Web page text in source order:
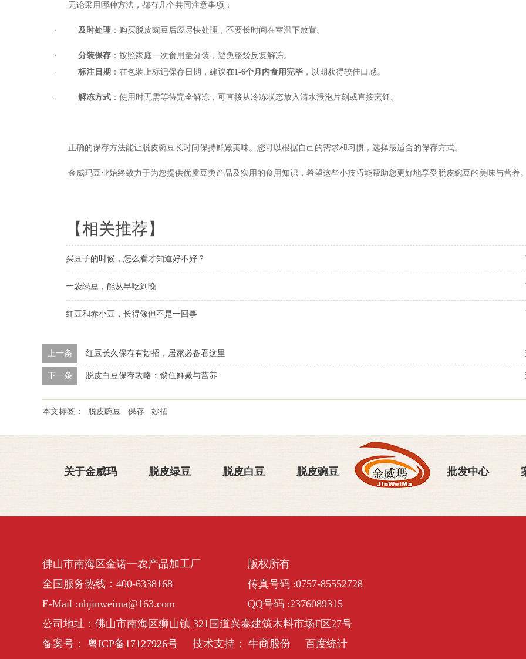
无论采用哪种方法，都有几个共同注意事项：
· 及时处理 ：购买脱皮豌豆后应尽快处理，不要长时间在室温下放置。
· 分装保存 ：按照家庭一次食用量分装，避免整袋反复解冻。
· 标注日期 ：在包装上标记保存日期，建议在1-6个月内食用完毕 ，以期获得较佳口感。
· 解冻方式 ：使用时无需等待完全解冻，可直接从冷冻状态放入清水浸泡片刻或直接烹饪。
正确的保存方法能让脱皮豌豆长时间保持鲜嫩美味。您可以根据自己的需求和习惯，选择最适合的保存方式。
金威玛豆业始终致力于为您提供优质豆类产品及实用的食用知识，希望这些小技巧能帮助您更好地享受脱皮豌豆的美味与营养。
【相关推荐】
买豆子的时候，怎么看才知道好不好？
一袋绿豆，能从早吃到晚
红豆和赤小豆，长得像但不是一回事
上一条 红豆长久保存有妙招，居家必备看这里
下一条 脱皮白豆保存攻略：锁住鲜嫩与营养
本文标签： 脱皮豌豆 保存 妙招
关于金威玛 脱皮绿豆 脱皮白豆 脱皮豌豆 批发中心
佛山市南海区金诺一农产品加工厂
版权所有
全国服务热线：400-6338168
传真号码 :0757-85552728
E-Mail :nhjinweima@163.com
QQ号码 :2376089315
公司地址：佛山市南海区狮山镇 321国道兴泰建筑木料市场F区27号
备案号： 粤ICP备17127926号 技术支持： 牛商股份 百度统计